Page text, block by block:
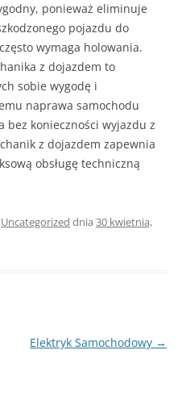
ponieważ eliminuje
pojazdu do
wymaga holowania.
z dojazdem to
sobie wygodę i
naprawa samochodu
bez konieczności wyjazdu z
z dojazdem zapewnia
obsługę techniczną
Uncategorized dnia 30 kwietnia,
Elektryk Samochodowy →